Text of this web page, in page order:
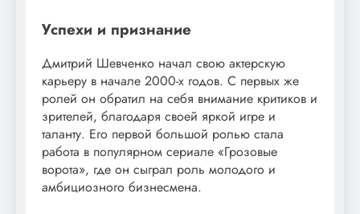
Успехи и признание
Дмитрий Шевченко начал свою актерскую
карьеру в начале 2000-х годов. С первых же
ролей он обратил на себя внимание критиков и
зрителей, благодаря своей яркой игре и
таланту. Его первой большой ролью стала
работа в популярном сериале «Грозовые
ворота», где он сыграл роль молодого и
амбициозного бизнесмена.